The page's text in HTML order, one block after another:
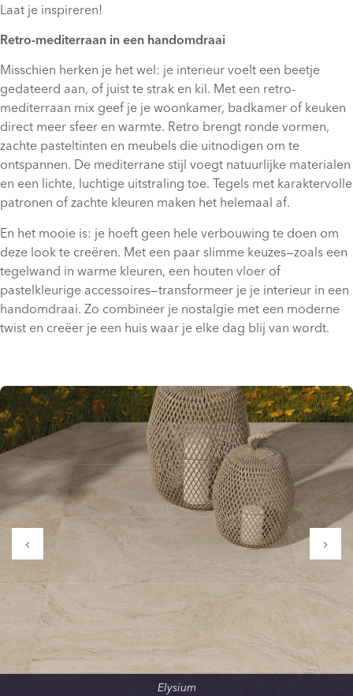
Laat je inspireren!
Retro-mediterraan in een handomdraai
Misschien herken je het wel: je interieur voelt een beetje
gedateerd aan, of juist te strak en kil. Met een retro-
mediterraan mix geef je je woonkamer, badkamer of keuken
direct meer sfeer en warmte. Retro brengt ronde vormen,
zachte pasteltinten en meubels die uitnodigen om te
ontspannen. De mediterrane stijl voegt natuurlijke materialen
en een lichte, luchtige uitstraling toe. Tegels met karaktervolle
patronen of zachte kleuren maken het helemaal af.
En het mooie is: je hoeft geen hele verbouwing te doen om
deze look te creëren. Met een paar slimme keuzes—zoals een
tegelwand in warme kleuren, een houten vloer of
pastelkleurige accessoires—transformeer je je interieur in een
handomdraai. Zo combineer je nostalgie met een moderne
twist en creëer je een huis waar je elke dag blij van wordt.
Elysium
‹ ›